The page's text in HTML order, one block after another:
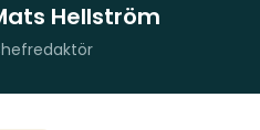
Hellström